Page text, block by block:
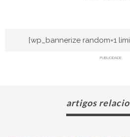
[wp_bannerize random=1
PUBLICIDADE
artigos